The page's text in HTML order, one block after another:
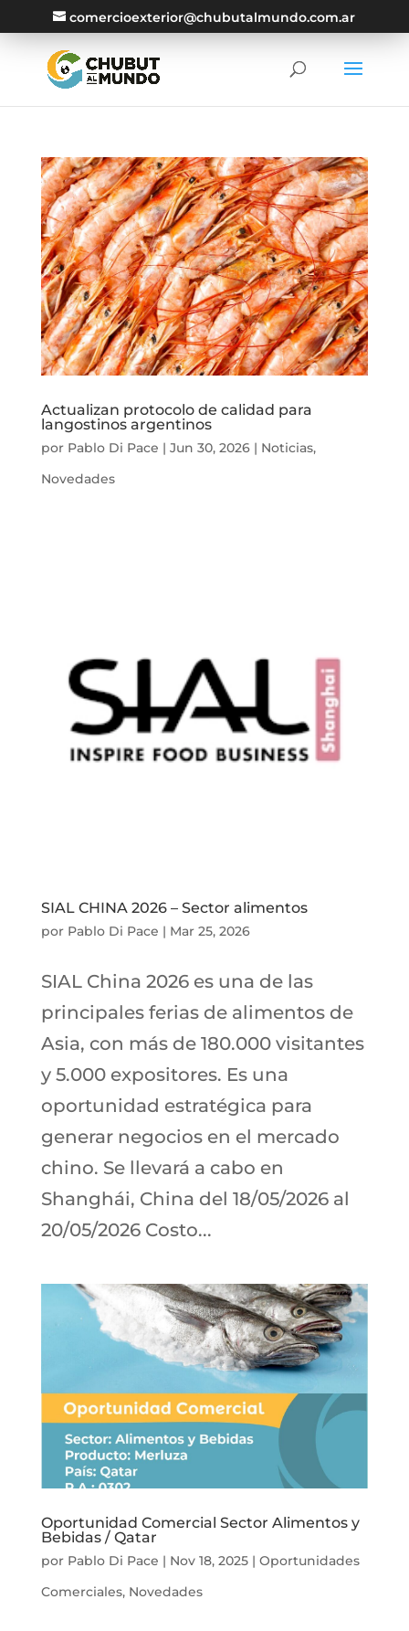
comercioexterior@chubutalmundo.com.ar
Actualizan protocolo de calidad para
langostinos argentinos
por Pablo Di Pace | Jun 30, 2026| Noticias,
Novedades
SIAL CHINA 2026 – Sector alimentos
por Pablo Di Pace | Mar 25, 2026
SIAL China 2026 es una de las
principales ferias de alimentos de
Asia, con más de 180.000 visitantes
y 5.000 expositores. Es una
oportunidad estratégica para
generar negocios en el mercado
chino. Se llevará a cabo en
Shanghái, China del 18/05/2026 al
20/05/2026 Costo...
Oportunidad Comercial Sector Alimentos y
Bebidas / Qatar
por Pablo Di Pace | Nov 18, 2025| Oportunidades
Comerciales, Novedades